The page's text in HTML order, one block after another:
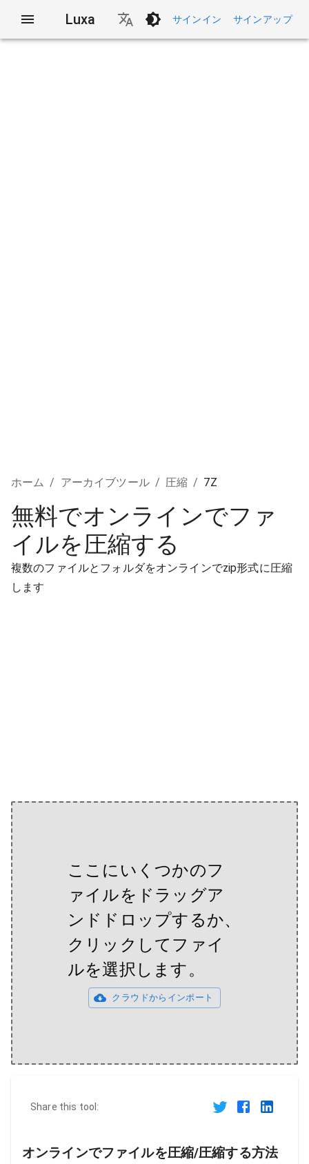
Luxa サインイン サインアップ
ホーム / アーカイブツール / 圧縮 / 7Z
無料でオンラインでファ
イルを圧縮する
複数のファイルとフォルダをオンラインでzip形式に圧縮
します
ここにいくつかのフ
ァイルをドラッグア
ンドドロップするか、
クリックしてファイ
ルを選択します。
クラウドからインポート
Share this tool:
オンラインでファイルを圧縮/圧縮する方法